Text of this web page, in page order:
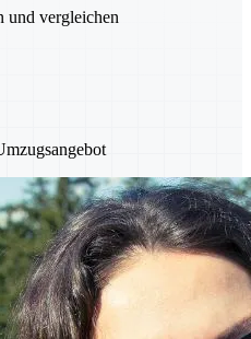
und vergleichen